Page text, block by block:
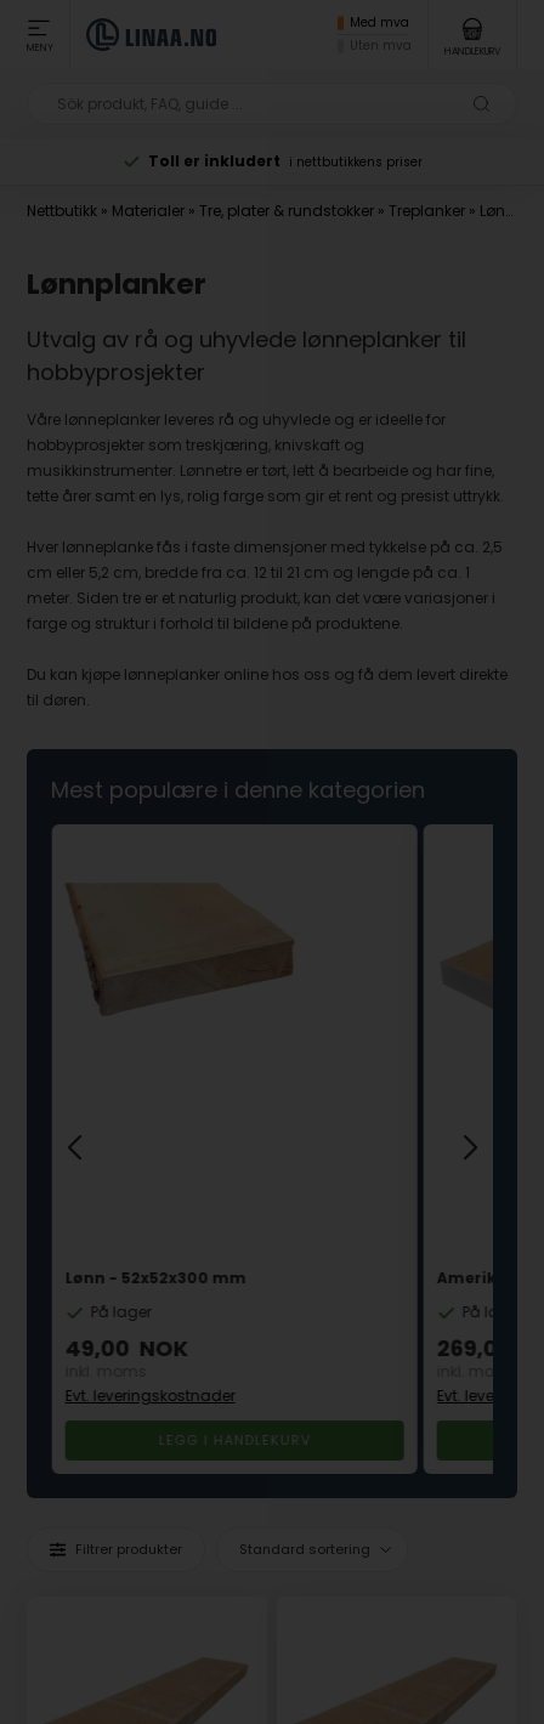
MENY
Med mva
Uten mva
HANDLEKURV
Toll er inkludert i nettbutikkens priser
Nettbutikk » Materialer » Tre, plater & rundstokker » Treplanker » Lønnplanker
Lønnplanker
Utvalg av rå og uhyvlede lønneplanker til
hobbyprosjekter
Våre lønneplanker leveres rå og uhyvlede og er ideelle for
hobbyprosjekter som treskjæring, knivskaft og
musikkinstrumenter. Lønnetre er tørt, lett å bearbeide og har fine,
tette årer samt en lys, rolig farge som gir et rent og presist uttrykk.
Hver lønneplanke fås i faste dimensjoner med tykkelse på ca. 2,5
cm eller 5,2 cm, bredde fra ca. 12 til 21 cm og lengde på ca. 1
meter. Siden tre er et naturlig produkt, kan det være variasjoner i
farge og struktur i forhold til bildene på produktene.
Du kan kjøpe lønneplanker online hos oss og få dem levert direkte
til døren.
Mest populære i denne kategorien
Lønn - 52x52x300 mm
På lager
49,00 NOK
Evt. leveringskostnader
Amerikansk
På lager
269,00
Evt.
Filtrer produkter